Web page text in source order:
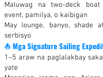
Maluwag na two-deck
event, pamilya, o kaibigan
May lounge, banyo, shade
serbisyo
⛵Mga Signature Sailing
1–5 araw na paglalakbay
yate